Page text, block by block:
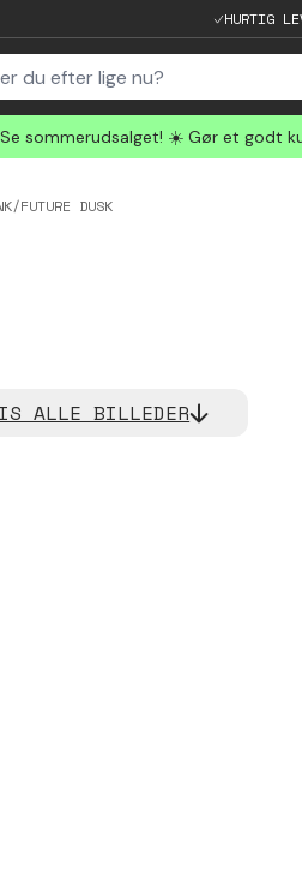
HURTIG
Se sommerudsalget! ☀️ Gør et godt
FUTURE DUSK
ALLE BILLEDER